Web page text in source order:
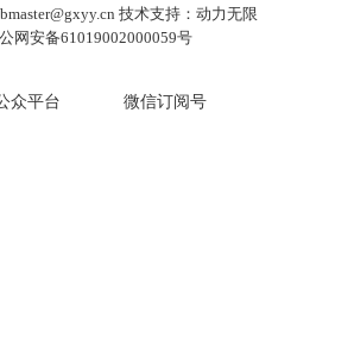
技术支持： 动力无限
网安备61019002000059号
众平台 微信订阅号